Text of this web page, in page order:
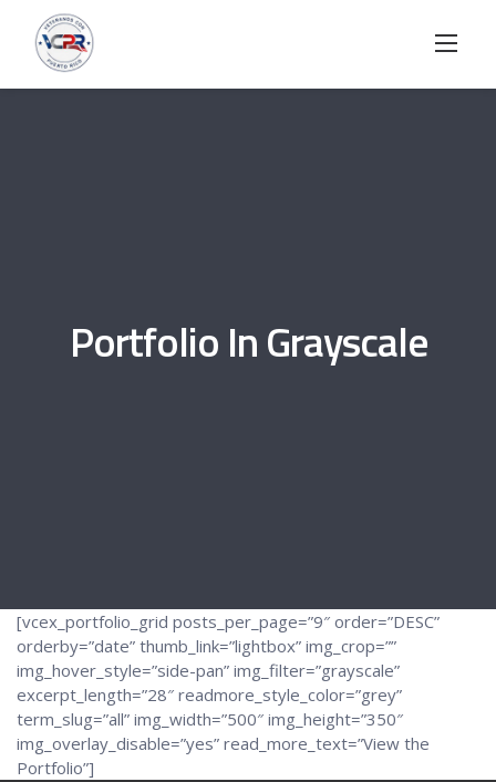
content
Portfolio In Grayscale
[vcex_portfolio_grid posts_per_page=”9″ order=”DESC”
orderby=”date” thumb_link=”lightbox” img_crop=””
img_hover_style=”side-pan” img_filter=”grayscale”
excerpt_length=”28″ readmore_style_color=”grey”
term_slug=”all” img_width=”500″ img_height=”350″
img_overlay_disable=”yes” read_more_text=”View the
Portfolio”]